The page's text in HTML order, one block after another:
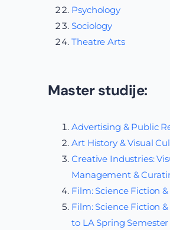
Psychology
Sociology
Theatre Arts
Master studije:
Advertising & Public
Art History & Visual
Creative Industries:
Management &
Film: Science Fiction
Film: Science Fiction
to LA Spring Semester